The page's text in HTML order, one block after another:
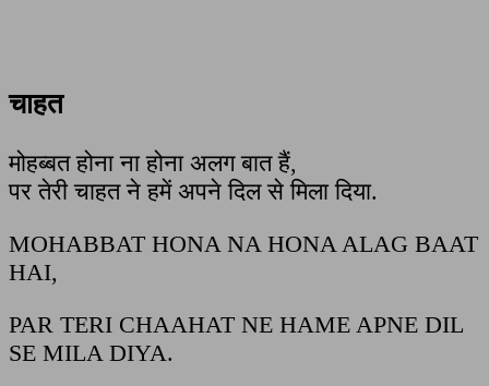
चाहत
मोहब्बत होना ना होना अलग बात हैं,
पर तेरी चाहत ने हमें अपने दिल से मिला दिया.
MOHABBAT HONA NA HONA ALAG BAAT
HAI,
PAR TERI CHAAHAT NE HAME APNE DIL
SE MILA DIYA.